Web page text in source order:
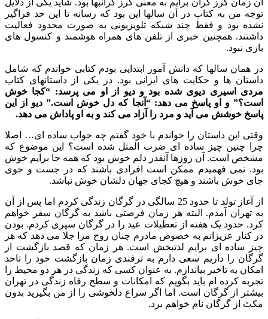
آن زمان گرز گران برایم به معنی گرز گرانبها بود. شاید یکی از دلایل
توجه من به کتاب در آن سالها این بود که رسانه تا این حد فراگیر
نشده بود و فقط چند شبکه تلویزیونی به صورت محدود فعالیت
داشتند. همچنین خبری از تلفن های همراه هوشمند و کنسول های
بازی نبود.
در همان سالها که دانش آموز ابتدایی بودم کتابی خواندم که شامل
داستان ها و حکایت های ایرانی بود. در یکی از داستانهای کتاب
مردی اسیری دیوی شده بود و دیو از او می پرسد: “کجا خوش
است؟” و او پاسخ می دهد: “آنجا که دل خوش است.” دیو از این
پاسخ خوشش می آید و مرد را آزاد می کند و به او پاداش می دهد.
وقتی این داستان را خواندم با خود گفتم چه جواب ساده ای… اصلا
چرا چنین چیز ساده ای ضرب المثل شده است؟ این موضوع که
مشخص است. آن روزها آنقدر دلم خوش بود که همه جا برایم خوش
بود. نمی فهمیدم ممکن است افرادی باشند که در جست و جوی
جای خوش باشند و هیچ کجای جهان دلشان خوش نباشد.
از آغاز تولد تا حدود 25 سالگی در گرگان زندگی کردم اما پس از آن
به تهران آمدم. البته هر زمان فرصتی باشد به گرگان سفر خواهم
کرد. حدود یک هفته از تعطیلات عید را در گرگان سپری کردم. بودن
در کنار عزیزانم به خصوص مادرم چنان روح مرا جلا می دهد که هر
چیز ساده ای برایم لذتبخش است. هر زمان که قصد بازگشت از
گرگان را داریم سعی دارم به ترفندی زمان بازگشت خود را تاحد
امکان به تاخیر بیاندازم. به عنوان کسی که زندگی در هر دو محیط را
تجربه کرده ام باید بگویم که امکانات و سطح رفاه زندگی در تهران
بیشتر از گرگان است. اما اگر سراغ دلخوشی را از من بگیرید بدون
مکث از گرگان نام خواهم برد.